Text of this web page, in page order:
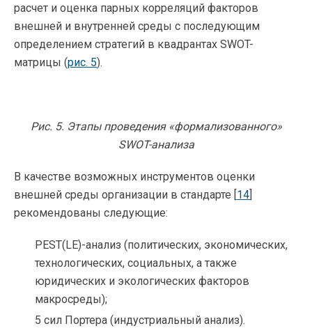
расчет и оценка парных корреляций факторов
внешней и внутренней среды с последующим
определением стратегий в квадрантах SWOT-
матрицы (рис. 5).
Рис. 5. Этапы проведения «формализованного»
SWOT-анализа
В качестве возможных инструментов оценки
внешней среды организации в стандарте [14]
рекомендованы следующие:
PEST(LE)-анализ (политических, экономических,
технологических, социальных, а также
юридических и экологических факторов
макросреды);
5 сил Портера (индустриальный анализ).